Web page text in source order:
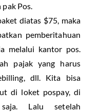
Pos.
diatas $75, maka
pemberitahuan
melalui kantor pos.
pajak yang harus
dll. Kita bisa
di loket pospay, di
Lalu setelah